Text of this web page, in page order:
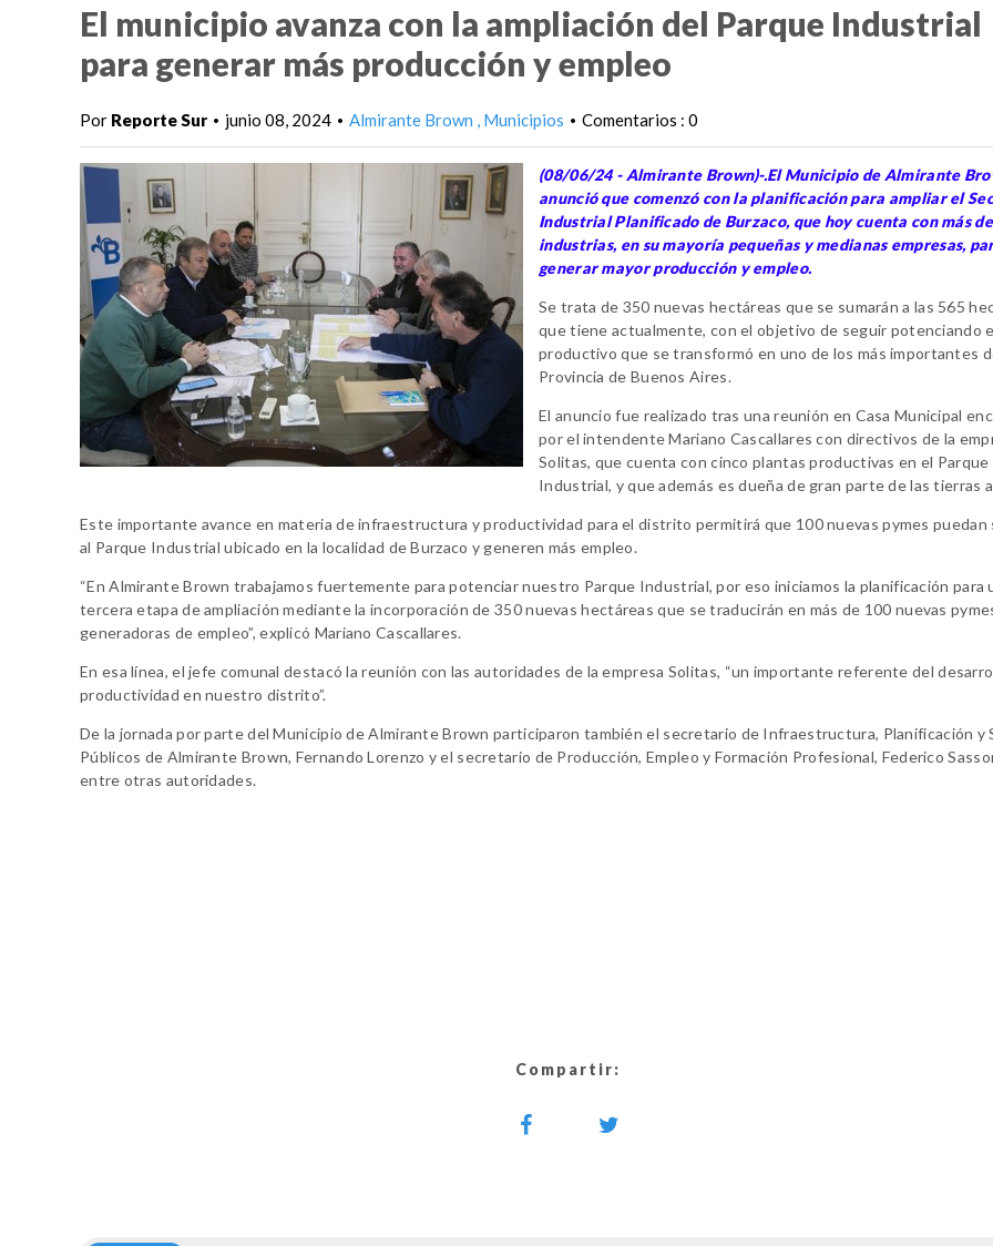
El municipio avanza con la ampliación del Parque Industrial
para generar más producción y empleo
Por Reporte Sur • junio 08, 2024 • Almirante Brown Municipios • Comentarios : 0
(08/06/24 - Almirante Brown)-.El Municipio de Almirante
anunció que comenzó con la planificación para ampliar el
Industrial Planificado de Burzaco, que hoy cuenta con más
industrias, en su mayoría pequeñas y medianas empresas,
generar mayor producción y empleo.
Se trata de 350 nuevas hectáreas que se sumarán a las 565
que tiene actualmente, con el objetivo de seguir potenciando
productivo que se transformó en uno de los más importantes
Provincia de Buenos Aires.
El anuncio fue realizado tras una reunión en Casa Municipal
por el intendente Mariano Cascallares con directivos de la
Solitas, que cuenta con cinco plantas productivas en el Parque
Industrial, y que además es dueña de gran parte de las tierras
Este importante avance en materia de infraestructura y productividad para el distrito permitirá que 100 nuevas pymes puedan
al Parque Industrial ubicado en la localidad de Burzaco y generen más empleo.
“En Almirante Brown trabajamos fuertemente para potenciar nuestro Parque Industrial, por eso iniciamos la planificación para
tercera etapa de ampliación mediante la incorporación de 350 nuevas hectáreas que se traducirán en más de 100 nuevas
generadoras de empleo”, explicó Mariano Cascallares.
En esa línea, el jefe comunal destacó la reunión con las autoridades de la empresa Solitas, “un importante referente del
productividad en nuestro distrito”.
De la jornada por parte del Municipio de Almirante Brown participaron también el secretario de Infraestructura, Planificación y
Públicos de Almirante Brown, Fernando Lorenzo y el secretario de Producción, Empleo y Formación Profesional, Federico
entre otras autoridades.
Compartir: